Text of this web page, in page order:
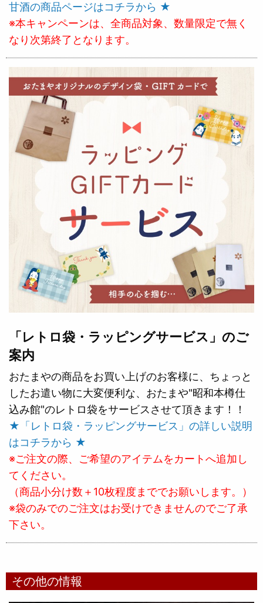
甘酒の商品ページはコチラから ★
※本キャンペーンは、全商品対象、数量限定で無く
なり次第終了となります。
「レトロ袋・ラッピングサービス」のご
案内
おたまやの商品をお買い上げのお客様に、ちょっと
したお遣い物に大変便利な、おたまや"昭和本樽仕
込み館"のレトロ袋をサービスさせて頂きます！！
★「レトロ袋・ラッピングサービス」の詳しい説明
はコチラから ★
※ご注文の際、ご希望のアイテムをカートへ追加し
てください。
（商品小分け数＋10枚程度まででお願いします。）
※袋のみでのご注文はお受けできませんのでご了承
下さい。
その他の情報